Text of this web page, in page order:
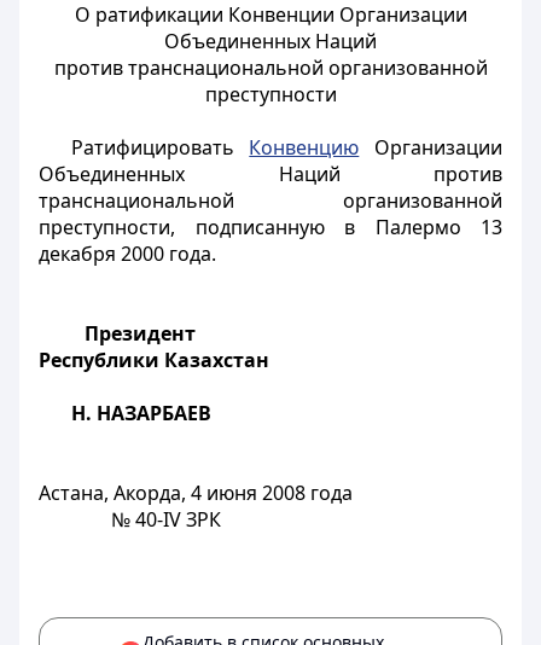
О ратификации Конвенции Организации
Объединенных Наций
против транснациональной организованной
преступности
Ратифицировать Конвенцию Организации
Объединенных Наций против
транснациональной организованной
преступности, подписанную в Палермо 13
декабря 2000 года.
Президент
Республики Казахстан
Н. НАЗАРБАЕВ
Астана, Акорда, 4 июня 2008 года
№ 40-IVЗРК